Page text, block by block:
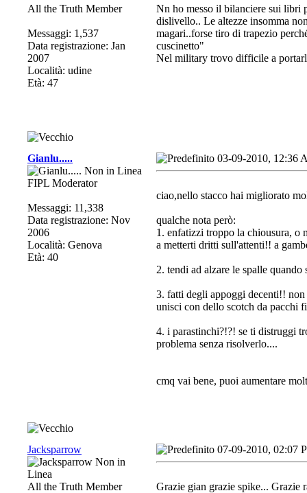
All the Truth Member
Messaggi: 1,537
Data registrazione: Jan
2007
Località: udine
Età: 47
Nn ho messo il bilanciere sui libri
dislivello.. Le altezze insomma
magari..forse tiro di trapezio
cuscinetto"
Nel military trovo difficile a
Gianlu.....
FIPL Moderator
Messaggi: 11,338
Data registrazione: Nov
2006
Località: Genova
Età: 40
03-09-2010, 12:36
ciao,nello stacco hai migliorato
qualche nota però:
1. enfatizzi troppo la chiousura, o
a metterti dritti sull'attenti!! a
2. tendi ad alzare le spalle
3. fatti degli appoggi decenti!!
unisci con dello scotch da pacchi
4. i parastinchi?!?! se ti distruggi
problema senza risolverlo....
cmq vai bene, puoi aumentare
Jacksparrow
All the Truth Member
07-09-2010, 02:07
Grazie gian grazie spike... Grazie